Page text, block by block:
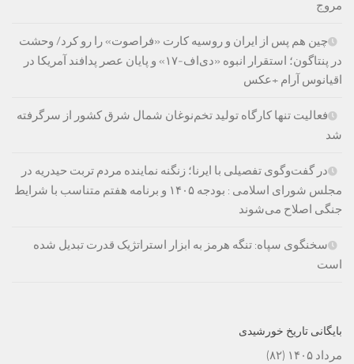
مروج
چین هم پس از ایران و روسیه کارت «فراصوت» را رو کرد/ وحشت
در پنتاگون؛ استقرار انبوه «دی‌اف‑۱۷» و پایان عصر پدافند آمریکا در
اقیانوس آرام +عکس
فعالیت تنها کارگاه تولید تخم‌نوغان شمال شرق کشور از سرگرفته
شد
در گفت‌وگوی تفصیلی با ایرنا؛ زنگنه نماینده مردم تربت حیدریه در
مجلس شورای اسلامی : بودجه ۱۴۰۵ و برنامه هفتم متناسب با شرایط
جنگی اصلاح می‌شوند
سخنگوی سپاه: تنگه هرمز به ابزار استراتژیک قدرت تبدیل شده
است
بایگانی تاریخ خورشیدی
مرداد ۱۴۰۵
(۸۲)